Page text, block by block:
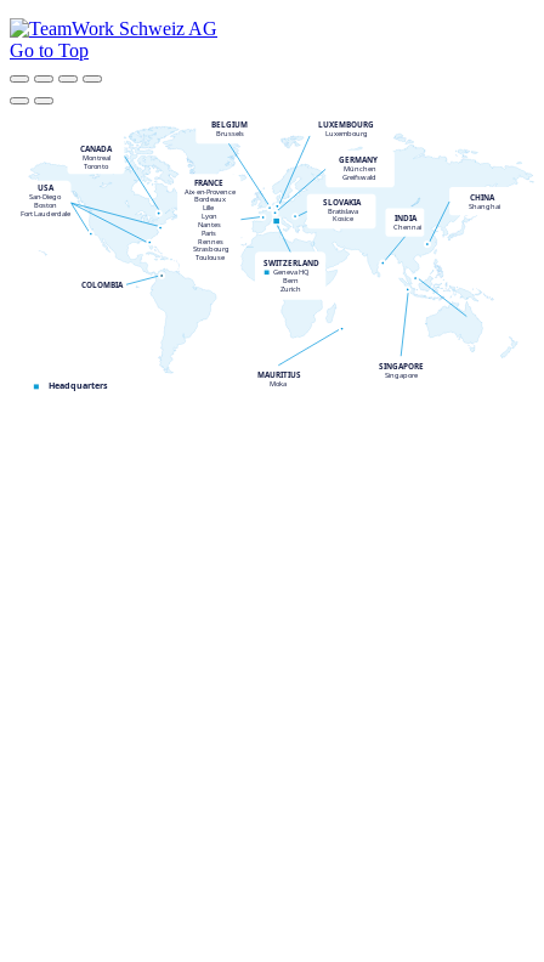
Go to Top
Headquarters
CANADA
Montreal
Toronto
BELGIUM
Brussels
SWITZERLAND
Geneva HQ
Bern
Zurich
FRANCE
Aix-en-Provence
Bordeaux
Lille
Lyon
Nantes
Paris
Rennes
Strasbourg
Toulouse
SLOVAKIA
Bratislava
Kosice
MAURITIUS
Moka
SINGAPORE
Singapore
CHINA
Shanghai
INDIA
Chennai
LUXEMBOURG
Luxembourg
USA
San-Diego
Boston
Fort Lauderdale
COLOMBIA
GERMANY
München
Greifswald